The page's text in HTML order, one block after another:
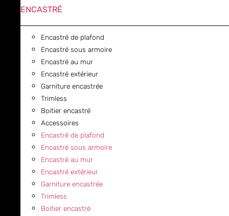
ENCASTRÉ
Encastré de plafond
Encastré sous armoire
Encastré au mur
Encastré extérieur
Garniture encastrée
Trimless
Boitier encastré
Accessoires
Encastré de plafond
Encastré sous armoire
Encastré au mur
Encastré extérieur
Garniture encastrée
Trimless
Boitier encastré